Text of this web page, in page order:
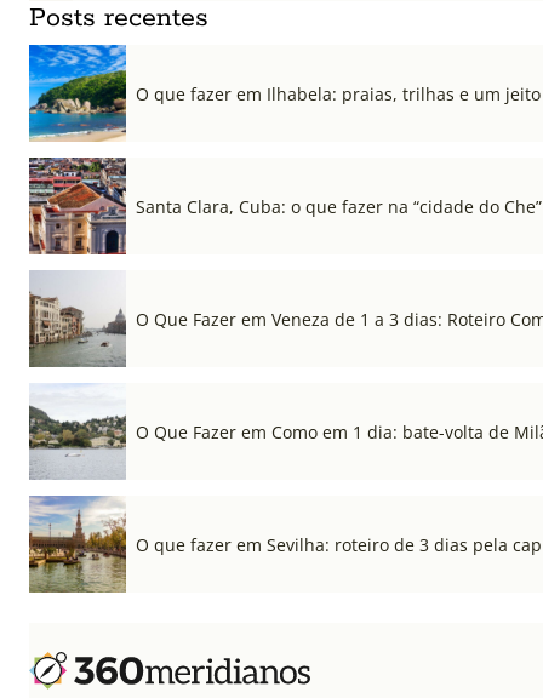
Posts recentes
O que fazer em Ilhabela: praias, trilhas e um
Santa Clara, Cuba: o que fazer na “cidade do Che”
O Que Fazer em Veneza de 1 a 3 dias: Roteiro
O Que Fazer em Como em 1 dia: bate-volta de
O que fazer em Sevilha: roteiro de 3 dias pela